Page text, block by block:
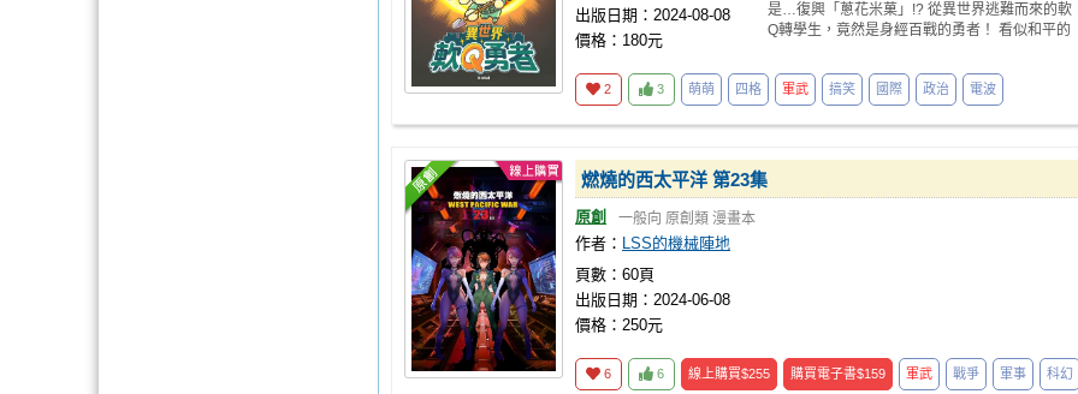
出版日期：2024-08-08
價格：180元
是…復興「蔥花米菓」!? 從異世界逃難而來的軟
Q轉學生，竟然是身經百戰的勇者！ 看似和平的
2 3 萌萌 四格 軍武 搞笑 國際 政治 電波
燃燒的西太平洋 第23集
原創 一般向 原創類 漫畫本
作者： LSS的機械陣地
頁數：60頁
出版日期：2024-06-08
價格：250元
6 6 線上購買$255 購買電子書$159 軍武 戰爭 軍事 科幻